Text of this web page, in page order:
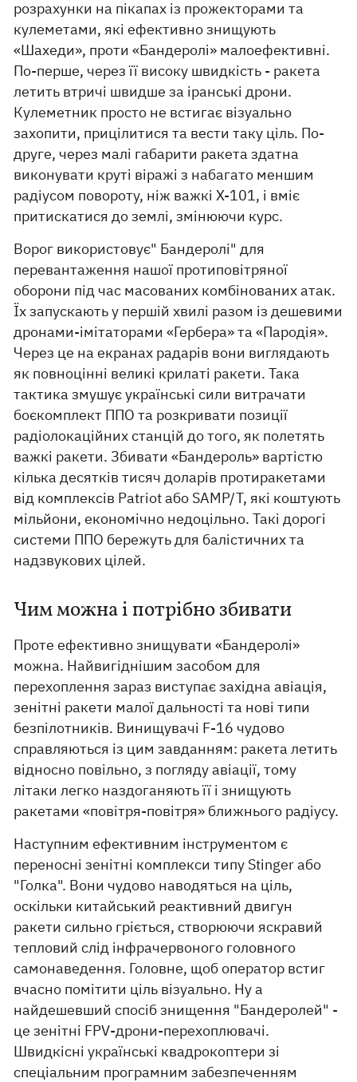
розрахунки на пікапах із прожекторами та
кулеметами, які ефективно знищують
«Шахеди», проти «Бандеролі» малоефективні.
По-перше, через її високу швидкість - ракета
летить втричі швидше за іранські дрони.
Кулеметник просто не встигає візуально
захопити, прицілитися та вести таку ціль. По-
друге, через малі габарити ракета здатна
виконувати круті віражі з набагато меншим
радіусом повороту, ніж важкі Х-101, і вміє
притискатися до землі, змінюючи курс.
Ворог використовує" Бандеролі" для
перевантаження нашої протиповітряної
оборони під час масованих комбінованих атак.
Їх запускають у першій хвилі разом із дешевими
дронами-імітаторами «Гербера» та «Пародія».
Через це на екранах радарів вони виглядають
як повноцінні великі крилаті ракети. Така
тактика змушує українські сили витрачати
боєкомплект ППО та розкривати позиції
радіолокаційних станцій до того, як полетять
важкі ракети. Збивати «Бандероль» вартістю
кілька десятків тисяч доларів протиракетами
від комплексів Patriot або SAMP/T, які коштують
мільйони, економічно недоцільно. Такі дорогі
системи ППО бережуть для балістичних та
надзвукових цілей.
Чим можна і потрібно збивати
Проте ефективно знищувати «Бандеролі»
можна. Найвигіднішим засобом для
перехоплення зараз виступає західна авіація,
зенітні ракети малої дальності та нові типи
безпілотників. Винищувачі F-16 чудово
справляються із цим завданням: ракета летить
відносно повільно, з погляду авіації, тому
літаки легко наздоганяють її і знищують
ракетами «повітря-повітря» ближнього радіусу.
Наступним ефективним інструментом є
переносні зенітні комплекси типу Stinger або
"Голка". Вони чудово наводяться на ціль,
оскільки китайський реактивний двигун
ракети сильно гріється, створюючи яскравий
тепловий слід інфрачервоного головного
самонаведення. Головне, щоб оператор встиг
вчасно помітити ціль візуально. Ну а
найдешевший спосіб знищення "Бандеролей" -
це зенітні FPV-дрони-перехоплювачі.
Швидкісні українські квадрокоптери зі
спеціальним програмним забезпеченням